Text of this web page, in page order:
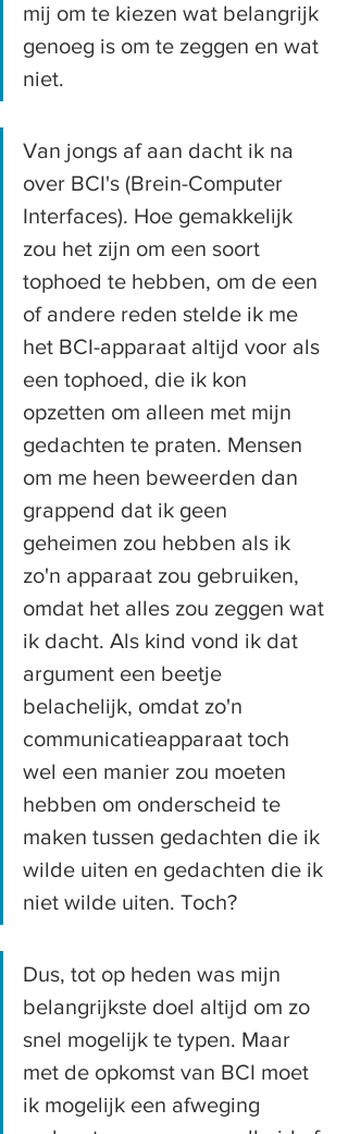
mij om te kiezen wat belangrijk
genoeg is om te zeggen en wat
niet.
Van jongs af aan dacht ik na
over BCI's (Brein-Computer
Interfaces). Hoe gemakkelijk
zou het zijn om een soort
tophoed te hebben, om de een
of andere reden stelde ik me
het BCI-apparaat altijd voor als
een tophoed, die ik kon
opzetten om alleen met mijn
gedachten te praten. Mensen
om me heen beweerden dan
grappend dat ik geen
geheimen zou hebben als ik
zo'n apparaat zou gebruiken,
omdat het alles zou zeggen wat
ik dacht. Als kind vond ik dat
argument een beetje
belachelijk, omdat zo'n
communicatieapparaat toch
wel een manier zou moeten
hebben om onderscheid te
maken tussen gedachten die ik
wilde uiten en gedachten die ik
niet wilde uiten. Toch?
Dus, tot op heden was mijn
belangrijkste doel altijd om zo
snel mogelijk te typen. Maar
met de opkomst van BCI moet
ik mogelijk een afweging